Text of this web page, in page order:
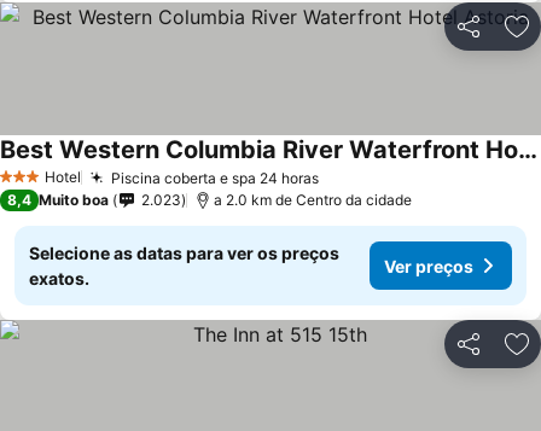
Partilhar
3 EstrelasHotel Piscina coberta e spa 24 horas
Best Western Columbia River Waterfront Hotel Astoria
8,4 Muito boa 2.023 a 2.0 km de Centro da cidade
Selecione as datas para ver os preços
exatos.
Ver preços
Partilhar